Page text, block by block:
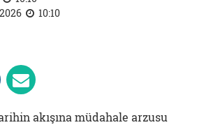
10:10
akışına müdahale arzusu